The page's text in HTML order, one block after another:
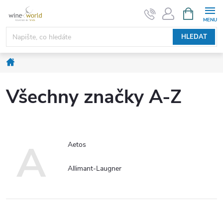
obsah
HLEDAT
NÁKUPNÍ
KOŠÍK
Domů
Všechny značky A-Z
A Aetos
Allimant-Laugner